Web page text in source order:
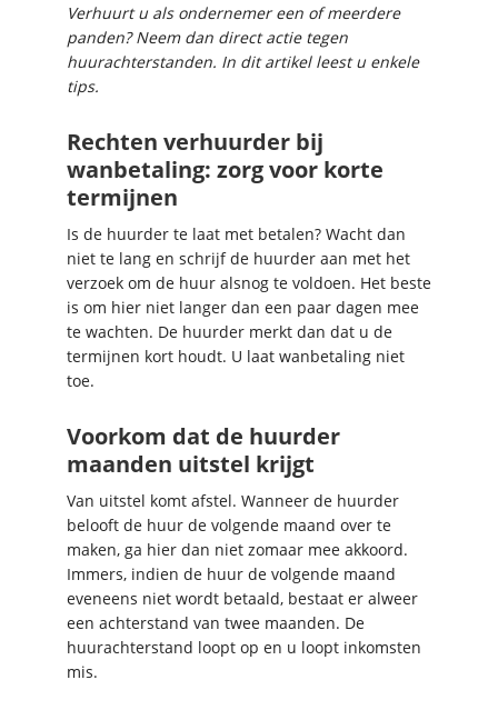
Verhuurt u als ondernemer een of meerdere
panden? Neem dan direct actie tegen
huurachterstanden. In dit artikel leest u enkele
tips.
Rechten verhuurder bij
wanbetaling: zorg voor korte
termijnen
Is de huurder te laat met betalen? Wacht dan
niet te lang en schrijf de huurder aan met het
verzoek om de huur alsnog te voldoen. Het beste
is om hier niet langer dan een paar dagen mee
te wachten. De huurder merkt dan dat u de
termijnen kort houdt. U laat wanbetaling niet
toe.
Voorkom dat de huurder
maanden uitstel krijgt
Van uitstel komt afstel. Wanneer de huurder
belooft de huur de volgende maand over te
maken, ga hier dan niet zomaar mee akkoord.
Immers, indien de huur de volgende maand
eveneens niet wordt betaald, bestaat er alweer
een achterstand van twee maanden. De
huurachterstand loopt op en u loopt inkomsten
mis.